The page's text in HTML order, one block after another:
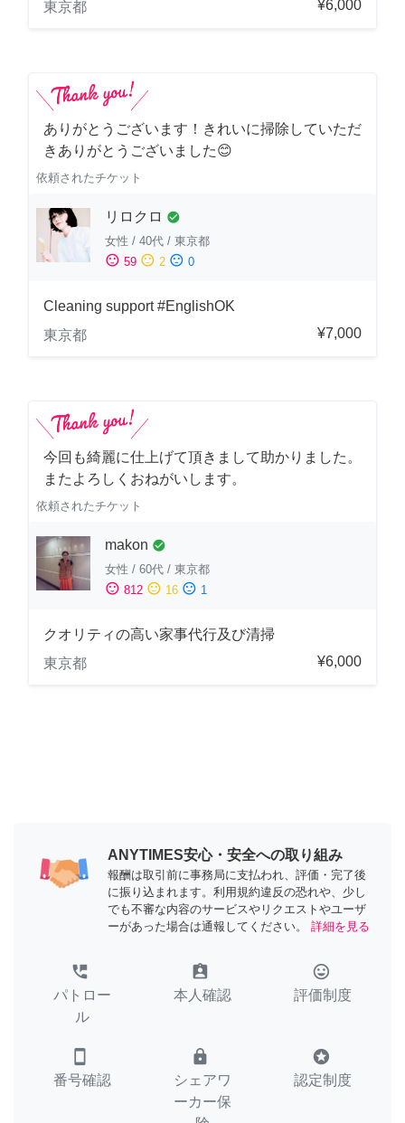
東京都 ¥6,000
ありがとうございます！きれいに掃除していただ
きありがとうございました😊
依頼されたチケット
リロクロ check_circle
女性 / 40代 / 東京都
sentiment_satisfied 59 sentiment_neutral 2 sentiment_dissatisfied 0
Cleaning support #EnglishOK
東京都
¥7,000
今回も綺麗に仕上げて頂きまして助かりました。
またよろしくおねがいします。
依頼されたチケット
makon check_circle
女性 / 60代 / 東京都
sentiment_satisfied 812 sentiment_neutral 16 sentiment_dissatisfied 1
クオリティの高い家事代行及び清掃
東京都
¥6,000
ANYTIMES安心・安全への取り組み
報酬は取引前に事務局に支払われ、評価・完了後
に振り込まれます。利用規約違反の恐れや、少し
でも不審な内容のサービスやリクエストやユーザ
ーがあった場合は通報してください。
詳細を見る
perm_phone_msg
パトロー
ル
assignment_ind
本人確認
tag_faces
評価制度
smartphone
番号確認
lock
シェアワ
ーカー保
stars
認定制度